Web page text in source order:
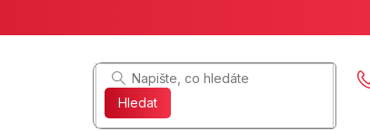
Hledat